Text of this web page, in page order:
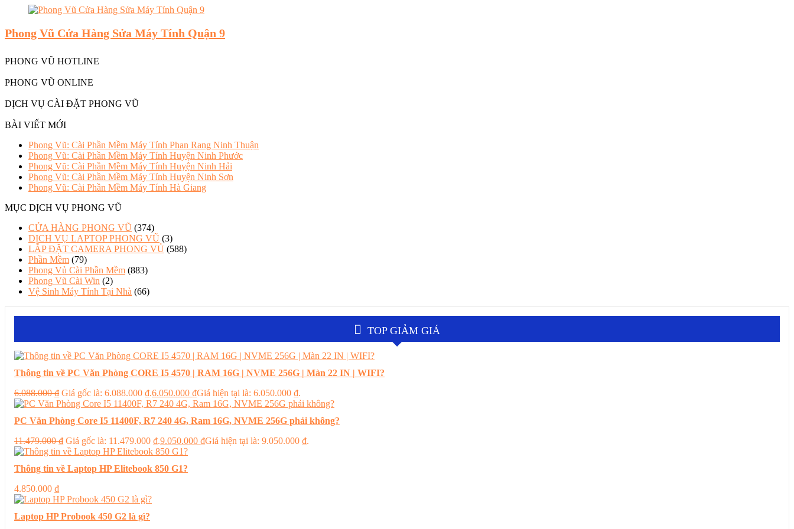
Phong Vũ Cửa Hàng Sửa Máy Tính Quận 9
PHONG VŨ HOTLINE
PHONG VŨ ONLINE
DỊCH VỤ CÀI ĐẶT PHONG VŨ
BÀI VIẾT MỚI
Phong Vũ: Cài Phần Mềm Máy Tính Phan Rang Ninh Thuận
Phong Vũ: Cài Phần Mềm Máy Tính Huyện Ninh Phước
Phong Vũ: Cài Phần Mềm Máy Tính Huyện Ninh Hải
Phong Vũ: Cài Phần Mềm Máy Tính Huyện Ninh Sơn
Phong Vũ: Cài Phần Mềm Máy Tính Hà Giang
MỤC DỊCH VỤ PHONG VŨ
CỬA HÀNG PHONG VŨ (374)
DỊCH VỤ LAPTOP PHONG VŨ (3)
LẮP ĐẶT CAMERA PHONG VỦ (588)
Phần Mềm (79)
Phong Vủ Cài Phần Mềm (883)
Phong Vũ Cài Win (2)
Vệ Sinh Máy Tính Tại Nhà (66)
TOP GIẢM GIÁ
Thông tin về PC Văn Phòng CORE I5 4570 | RAM 16G | NVME 256G | Màn 22 IN | WIFI?
6.088.000₫ Giá gốc là: 6.088.000 ₫.6.050.000 ₫Giá hiện tại là: 6.050.000 ₫.
PC Văn Phòng Core I5 11400F, R7 240 4G, Ram 16G, NVME 256G phải không?
11.479.000₫ Giá gốc là: 11.479.000 ₫.9.050.000 ₫Giá hiện tại là: 9.050.000 ₫.
Thông tin về Laptop HP Elitebook 850 G1?
4.850.000 ₫
Laptop HP Probook 450 G2 là gì?